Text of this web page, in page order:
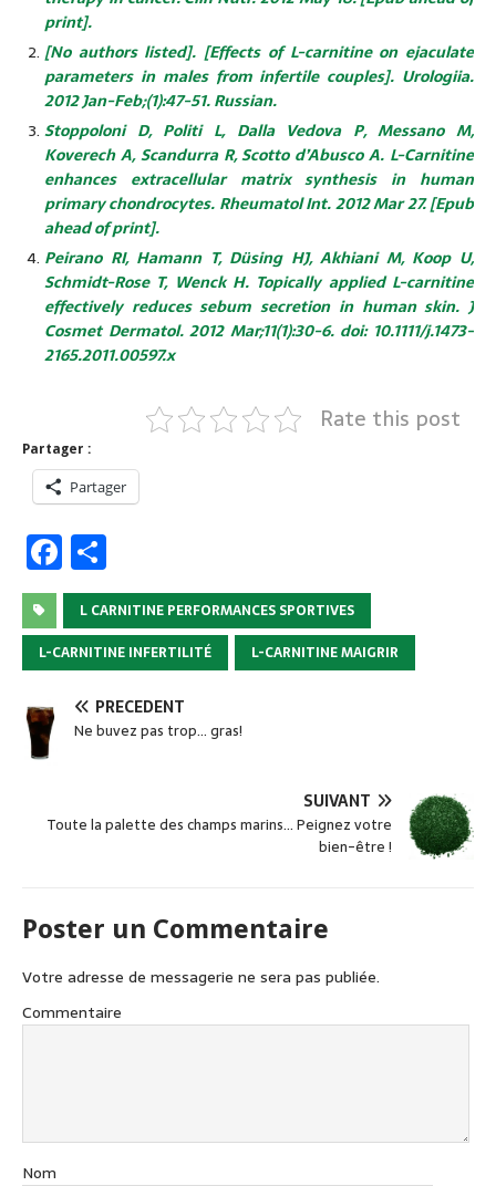
print].
[No authors listed]. [Effects of L-carnitine on ejaculate
parameters in males from infertile couples]. Urologiia.
2012 Jan-Feb;(1):47-51. Russian.
Stoppoloni D, Politi L, Dalla Vedova P, Messano M,
Koverech A, Scandurra R, Scotto d’Abusco A. L-Carnitine
enhances extracellular matrix synthesis in human
primary chondrocytes. Rheumatol Int. 2012 Mar 27. [Epub
ahead of print].
Peirano RI, Hamann T, Düsing HJ, Akhiani M, Koop U,
Schmidt-Rose T, Wenck H. Topically applied L-carnitine
effectively reduces sebum secretion in human skin. J
Cosmet Dermatol. 2012 Mar;11(1):30-6. doi: 10.1111/j.1473-
2165.2011.00597.x
Rate this post
Partager :
Partager
F
a
c
e
b
o
ar
ta
g
er
L CARNITINE PERFORMANCES SPORTIVES
L-CARNITINE INFERTILITÉ
L-CARNITINE MAIGRIR
PRÉCÉDENT
Ne buvez pas trop… gras!
SUIVANT
Toute la palette des champs marins… Peignez votre
bien-être !
Poster un Commentaire
Votre adresse de messagerie ne sera pas publiée.
Commentaire
Nom